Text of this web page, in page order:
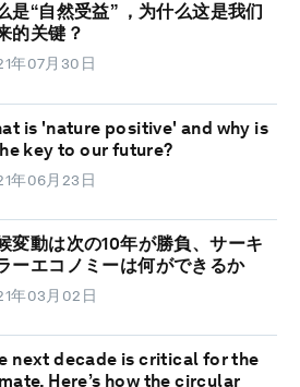
是“自然受益” ，为什么这是我们
的关键？
年07月30日
is 'nature positive' and why is
key to our future?
年06月23日
変動は次の10年が勝負、サーキ
ーエコノミーは何ができるか
年03月02日
next decade is critical for the
Here’s how the circular